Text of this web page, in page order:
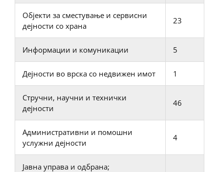
Објекти за сместување и сервисни
дејности со храна
23
Информации и комуникации 5
Дејности во врска со недвижен имот 1
Стручни, научни и технички
дејности
46
Административни и помошни
услужни дејности
4
Јавна управа и одбрана;